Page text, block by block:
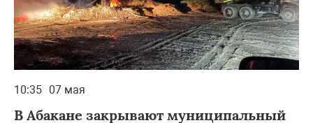
10:35 07 мая
В Абакане закрывают муниципальный